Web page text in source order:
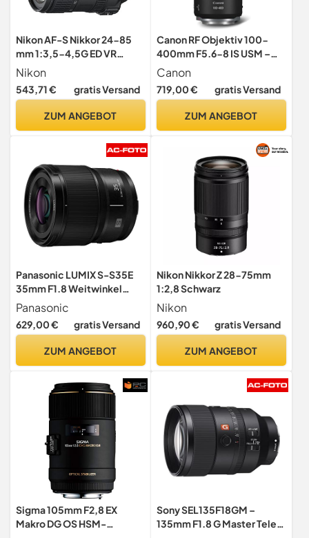
Nikon AF-S Nikkor 24-85
mm 1:3,5-4,5G ED VR
Objektiv
Nikon
543,71 € gratis Versand
ZUM ANGEBOT
Canon RF Objektiv 100-
400mm F5.6-8 IS USM –
Tele-Zoom mit 5,5-
Stufen-Bildstabilisator für
Sport & Natur | Kompatibel
Canon
719,00 € gratis Versand
ZUM ANGEBOT
Panasonic LUMIX S-S35E
35mm F1.8 Weitwinkel
Festbrennweite, Große
Blende, Schönes Bokeh,
Schneller & Leiser AF,
Vollformat (Kompakt &
Panasonic
629,00 € gratis Versand
ZUM ANGEBOT
Nikon Nikkor Z 28-75mm
1:2,8 Schwarz
Nikon
960,90 € gratis Versand
ZUM ANGEBOT
Sigma 105mm F2,8 EX
Makro DG OS HSM-
Sony SEL135F18GM –
135mm F1.8 G Master Tele-